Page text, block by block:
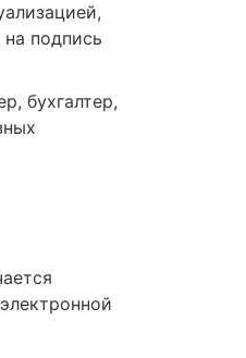
подпись
бухгалтер,